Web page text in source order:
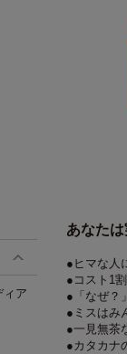
ィア
あなた
●ヒマな人
●コスト1
●「なぜ？
●ミスはみ
●一見無茶
●カタカナ